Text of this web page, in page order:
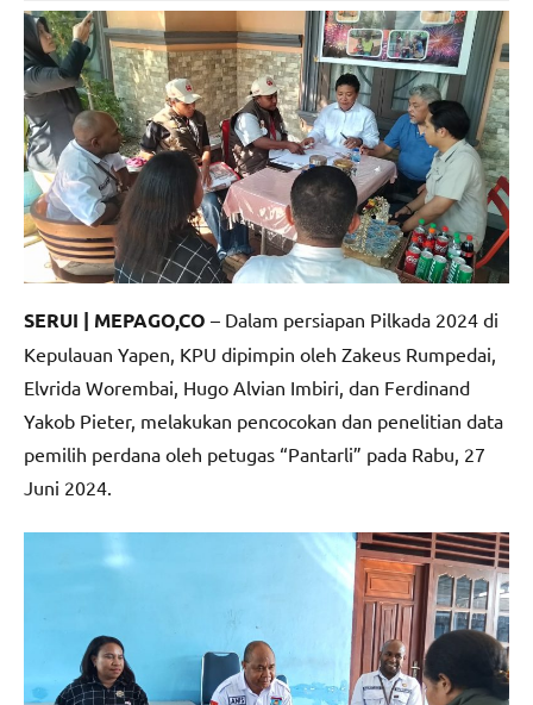
comments
SERUI | MEPAGO,CO – Dalam persiapan Pilkada 2024 di
Kepulauan Yapen, KPU dipimpin oleh Zakeus Rumpedai,
Elvrida Worembai, Hugo Alvian Imbiri, dan Ferdinand
Yakob Pieter, melakukan pencocokan dan penelitian data
pemilih perdana oleh petugas “Pantarli” pada Rabu, 27
Juni 2024.